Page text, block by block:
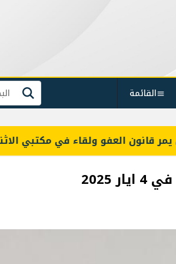
القائمة بحث
العفو ولقاء في مكتبي الاثنين